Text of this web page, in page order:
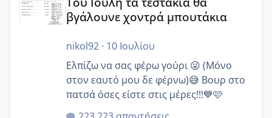
βγάλουνε χοντρά μπουτάκια
nikol92· 10 Ιουλίου
Ελπίζω να σας φέρω γούρι 😜 (Μόνο
στον εαυτό μου δε φέρνω)😅 Βουρ στο
πατσά όσες είστε στις μέρες!!!💙🩷